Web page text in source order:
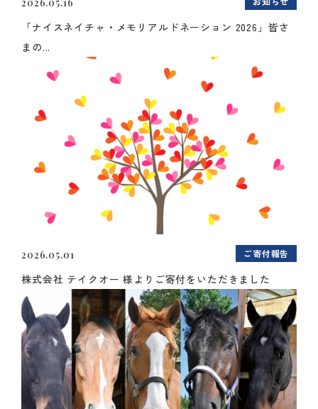
「ナイスネイチャ・メモリアルドネーション 2026」皆さ
まの...
2026.05.01 ご寄付報告
株式会社 テイクオー 様よりご寄付をいただきました